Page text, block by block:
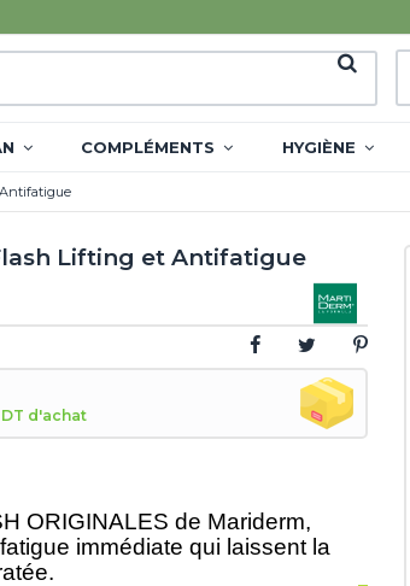
COMPLÉMENTS HYGIÈNE
Lifting et Antifatigue
d'achat
ORIGINALES de Mariderm,
immédiate qui laissent la